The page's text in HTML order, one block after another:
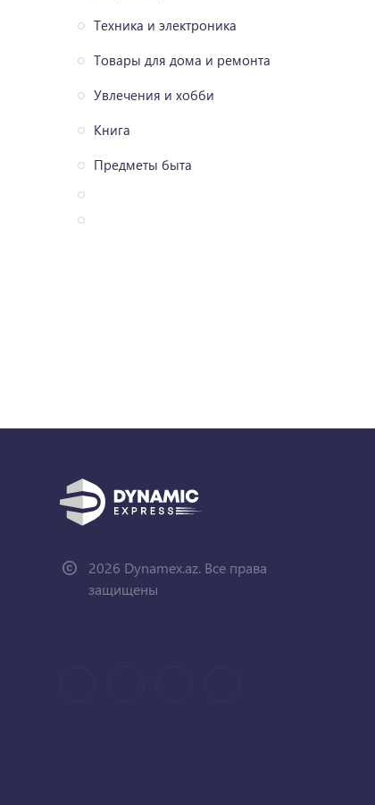
Техника и электроника
Товары для дома и ремонта
Увлечения и хобби
Книга
Предметы быта
2026 Dynamex.az. Все права
защищены